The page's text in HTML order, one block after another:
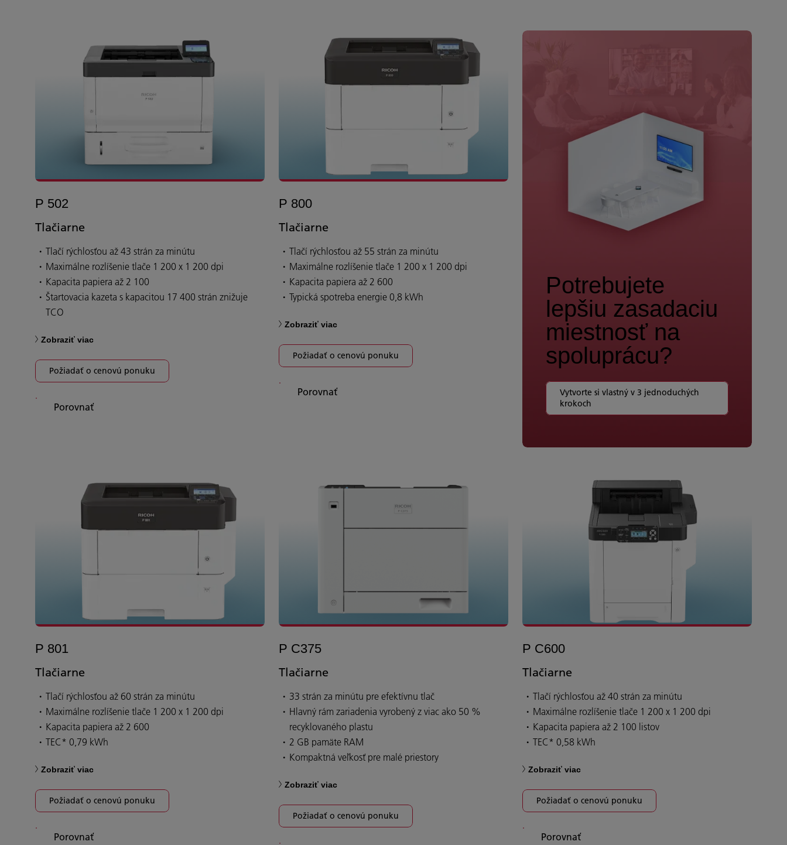
P 502
Tlačiarne
Tlačí rýchlosťou až 43 strán za minútu
Maximálne rozlíšenie tlače 1 200 x 1 200 dpi
Kapacita papiera až 2 100
Štartovacia kazeta s kapacitou 17 400 strán znižuje
TCO
Zobraziť viac
Požiadať o cenovú ponuku
Porovnať
P 800
Tlačiarne
Tlačí rýchlosťou až 55 strán za minútu
Maximálne rozlíšenie tlače 1 200 x 1 200 dpi
Kapacita papiera až 2 600
Typická spotreba energie 0,8 kWh
Zobraziť viac
Požiadať o cenovú ponuku
Porovnať
Potrebujete
lepšiu zasadaciu
miestnosť na
spoluprácu?
Vytvorte si vlastný v 3 jednoduchých
krokoch
P 801
Tlačiarne
Tlačí rýchlosťou až 60 strán za minútu
Maximálne rozlíšenie tlače 1 200 x 1 200 dpi
Kapacita papiera až 2 600
TEC* 0,79 kWh
Zobraziť viac
Požiadať o cenovú ponuku
Porovnať
P C375
Tlačiarne
33 strán za minútu pre efektívnu tlač
Hlavný rám zariadenia vyrobený z viac ako 50 %
recyklovaného plastu
2 GB pamäte RAM
Kompaktná veľkosť pre malé priestory
Zobraziť viac
Požiadať o cenovú ponuku
P C600
Tlačiarne
Tlačí rýchlosťou až 40 strán za minútu
Maximálne rozlíšenie tlače 1 200 x 1 200 dpi
Kapacita papiera až 2 100 listov
TEC* 0,58 kWh
Zobraziť viac
Požiadať o cenovú ponuku
Porovnať